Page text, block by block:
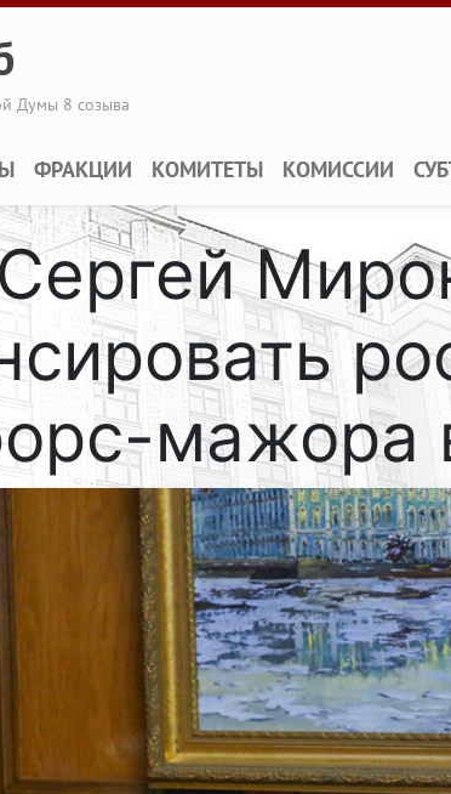
Думы 8 созыва
ФРАКЦИИ КОМИТЕТЫ КОМИССИИ
мажора